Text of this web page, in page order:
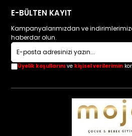
E-BÜLTEN KAYIT
Kampanyalarımızdan ve
haberdar olun.
Üyelik koşullarını ve kişisel verilerimin